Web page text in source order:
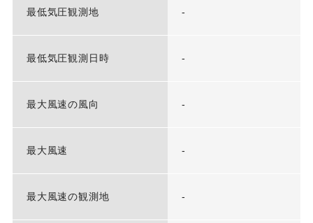
最低気圧観測地 -
最低気圧観測日時 -
最大風速の風向 -
最大風速 -
最大風速の観測地 -